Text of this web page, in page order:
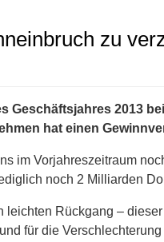
zu
Geschäftsjahres 2013
hat einen
im Vorjahreszeitraum
noch 2 Milliarden
leichten Rückgang –
für die